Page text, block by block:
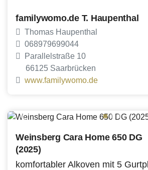
familywomo.de T. Haupenthal
Thomas Haupenthal
068979699044
Parallelstraße 10
66125 Saarbrücken
www.familywomo.de
Previous
Weinsberg Cara Home 650 DG
(2025)
komfortabler Alkoven mit 5